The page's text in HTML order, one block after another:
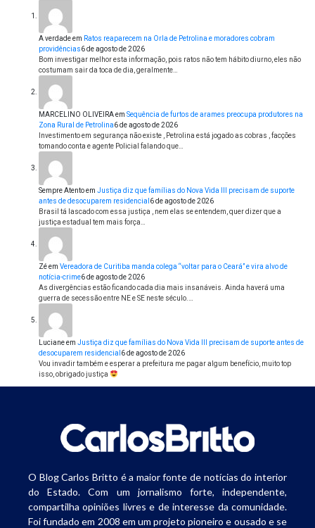
A verdadeem Ratos reaparecem na Orla de Petrolina e moradores cobram
providências6 de agosto de 2026
Bom investigar melhor esta informação, pois ratos não tem hábito diurno, eles não
costumam sair da toca de dia, geralmente…
MARCELINO OLIVEIRAem Sequência de furtos de arames preocupa produtores na
Zona Rural de Petrolina6 de agosto de 2026
Investimento em segurança não existe , Petrolina está jogado as cobras , facções
tomando conta e agente Policial falando que…
Sempre Atentoem Justiça diz que famílias do Nova Vida III precisam de suporte
antes de desocuparem residencial 6 de agosto de 2026
Brasil tá lascado com essa justiça , nem elas se entendem, quer dizer que a
justiça estadual tem mais força…
Zéem Vereadora de Curitiba manda colega “voltar para o Ceará” e vira alvo de
notícia-crime6 de agosto de 2026
As divergências estão ficando cada dia mais insanáveis. Ainda haverá uma
guerra de secessão entre NE e SE neste século.…
Lucianeem Justiça diz que famílias do Nova Vida III precisam de suporte antes de
desocuparem residencial 6 de agosto de 2026
Vou invadir também e esperar a prefeitura me pagar algum benefício, muito top
isso, obrigado justiça
O Blog Carlos Britto é a maior fonte de notícias do interior
do Estado. Com um jornalismo forte, independente,
compartilha opiniões livres e de interesse da comunidade.
Foi fundado em 2008 em um projeto pioneiro e ousado e se